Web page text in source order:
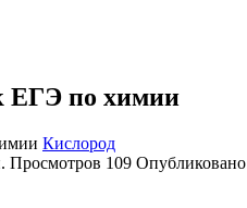
ЕГЭ по химии
Кислород
Просмотров 109 Опубликовано